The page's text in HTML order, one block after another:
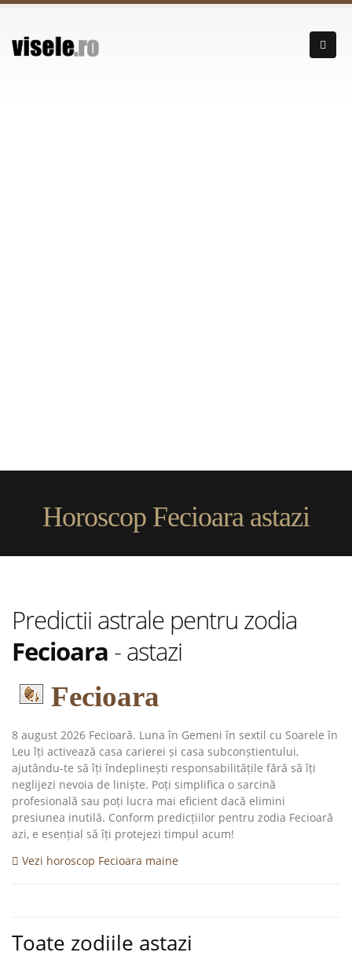
Horoscop Fecioara astazi
Predictii astrale pentru zodia
Fecioara - astazi
Fecioara
8 august 2026 Fecioară. Luna în Gemeni în sextil cu Soarele în
Leu îți activează casa carierei și casa subconștientului,
ajutându-te să îți îndeplinești responsabilitățile fără să îți
neglijezi nevoia de liniște. Poți simplifica o sarcină
profesională sau poți lucra mai eficient dacă elimini
presiunea inutilă. Conform predicțiilor pentru zodia Fecioară
azi, e esențial să îți protejezi timpul acum!
Vezi horoscop Fecioara maine
Toate zodiile astazi